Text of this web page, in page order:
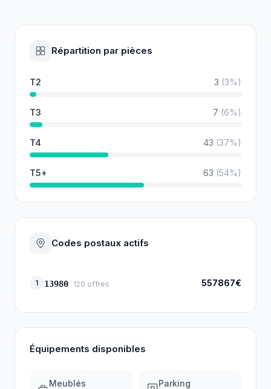
Répartition par pièces
T2 3 (3%)
T3 7 (6%)
T4 43 (37%)
T5+ 63 (54%)
Codes postaux actifs
1 13980 120 offres 557867€
Équipements disponibles
Meublés Parking